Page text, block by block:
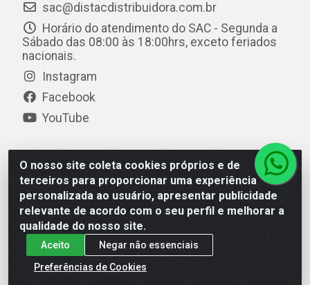
O nosso site coleta cookies próprios e de
terceiros para proporcionar uma experiência
personalizada ao usuário, apresentar publicidade
relevante de acordo com o seu perfil e melhorar a
qualidade do nosso site.
Aceito
Negar não essenciais
Preferências de Cookies
sac@distacdistribuidora.com.br
Horário do atendimento do SAC - Segunda a
Sábado das 08:00 às 18:00hrs, exceto feriados
nacionais.
Instagram
Facebook
YouTube
Distac Distribuidora - Av. Durval de Góes Monteiro, 7049
- Jardim Petrópolis - Maceió/AL - CEP 57061-000 - CNPJ
08.072.649/0001-20